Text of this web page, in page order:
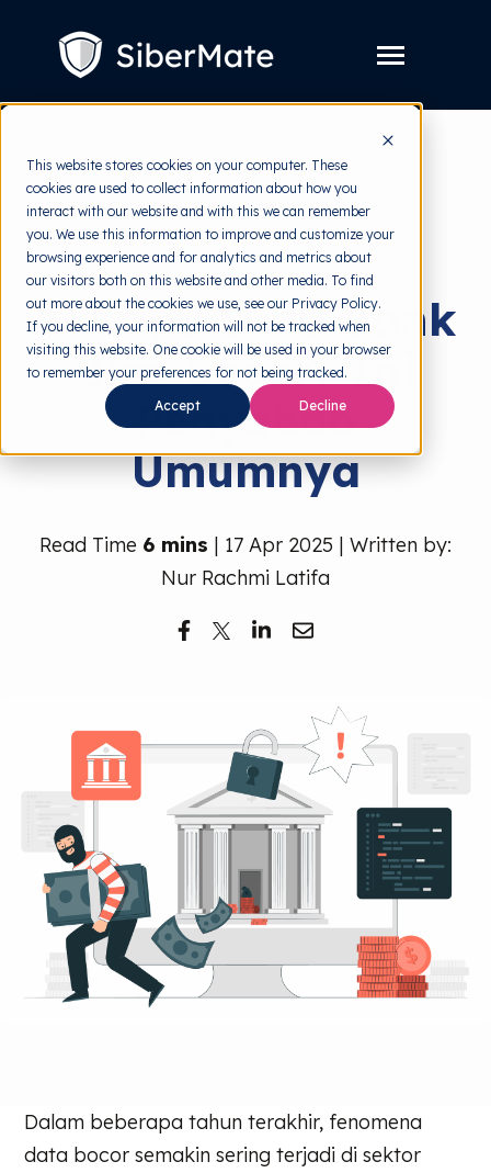
This website stores cookies on your computer. These
cookies are used to collect information about how you
interact with our website and with this we can remember
you. We use this information to improve and customize your
browsing experience and for analytics and metrics about
our visitors both on this website and other media. To find
out more about the cookies we use, see our Privacy Policy.
If you decline, your information will not be tracked when
visiting this website. One cookie will be used in your browser
to remember your preferences for not being tracked.
Accept Decline
Toggle
children
for
Layanan
Harga
Resources Toggle
children
for
Resources
Tools Gratis Toggle
children
for
Tools
Gratis
Tentang
Coba Gratis
back to HRMI
Data Breach
Kenapa Data Bank
Bisa Bocor? Ini
Penyebab
Umumnya
Read Time 6 mins | 17 Apr 2025 | Written by:
Nur Rachmi Latifa
Dalam beberapa tahun terakhir, fenomena
data bocor semakin sering terjadi di sektor